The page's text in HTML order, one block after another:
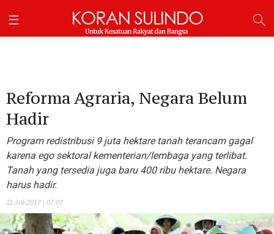
Reforma Agraria, Negara Belum
Hadir
Program redistribusi 9 juta hektare tanah terancam gagal
karena ego sektoral kementerian/lembaga yang terlibat.
Tanah yang tersedia juga baru 400 ribu hektare. Negara
harus hadir.
11 Juli 2017 | 07:07